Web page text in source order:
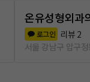
온유성형외과
로그인 리뷰 2
서울 강남구 압구